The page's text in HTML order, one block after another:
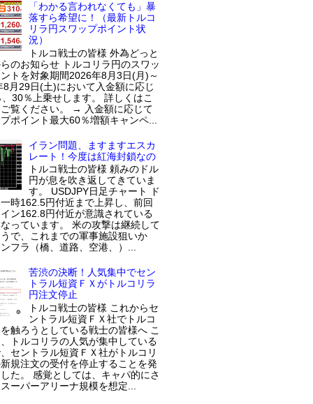
「わかる言われなくても」暴
落すら希望に！（最新トルコ
リラ円スワップポイント状
況）
トルコ戦士の皆様 外為どっと
のお知らせ トルコリラ円のスワッ
トを対象期間2026年8月3日(月)～
8月29日(土)において入金額に応じ
30％上乗せします。 詳しくはこ
覧ください。 → 入金額に応じて
ポイント最大60％増額キャンペ...
イラン問題、ますますエスカ
レート！今度は紅海封鎖なの
トルコ戦士の皆様 頼みのドル
円が息を吹き返してきていま
す。 USDJPY日足チャート ド
時162.5円付近まで上昇し、前回
ン162.8円付近が意識されている
っています。 米の攻撃は継続して
で、これまでの軍事施設狙いか
フラ（橋、道路、空港、）...
苦渋の決断！人気集中でセン
トラル短資ＦＸがトルコリラ
円注文停止
トルコ戦士の皆様 これからセ
ントラル短資ＦＸ社でトルコ
触ろうとしている戦士の皆様へ こ
トルコリラの人気が集中している
セントラル短資ＦＸ社がトルコリ
規注文の受付を停止することを発
た。 感覚としては、キャパ的にさ
ーパーアリーナ規模を想定...